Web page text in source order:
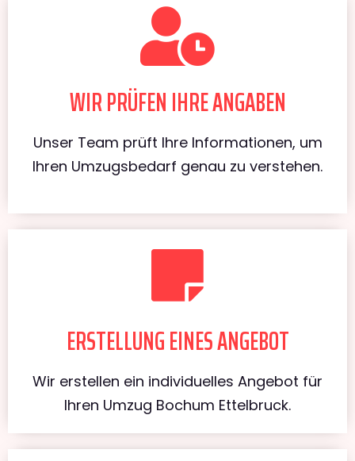
WIR PRÜFEN IHRE ANGABEN
Unser Team prüft Ihre Informationen, um
Ihren Umzugsbedarf genau zu verstehen.
ERSTELLUNG EINES ANGEBOT
Wir erstellen ein individuelles Angebot für
Ihren Umzug Bochum Ettelbruck.